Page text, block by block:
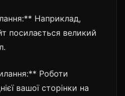
Наприклад,
посилається великий
Роботи
вашої сторінки на